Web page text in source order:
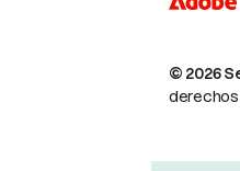
© 2026